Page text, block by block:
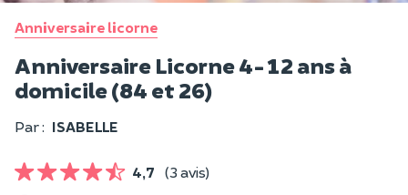
Anniversaire licorne
Anniversaire Licorne 4-12 ans à
domicile (84 et 26)
Par : ISABELLE
4,7
(3 avis)